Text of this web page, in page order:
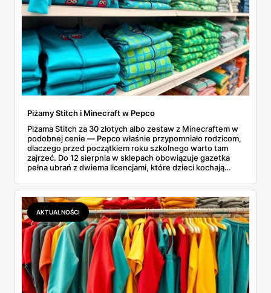
Piżamy Stitch i Minecraft w Pepco
Piżama Stitch za 30 złotych albo zestaw z Minecraftem w
podobnej cenie — Pepco właśnie przypomniało rodzicom,
dlaczego przed początkiem roku szkolnego warto tam
zajrzeć. Do 12 sierpnia w sklepach obowiązuje gazetka
pełna ubrań z dwiema licencjami, które dzieci kochają
ceny z Sinsay, Reserved i H&M. I powiem szczerze:
różnice bywają większe, niż się spodziewałam. Sprawdź,
co dokładnie znajdziesz na półkach i dlaczego lepiej się
pospieszyć.
AKTUALNOŚCI